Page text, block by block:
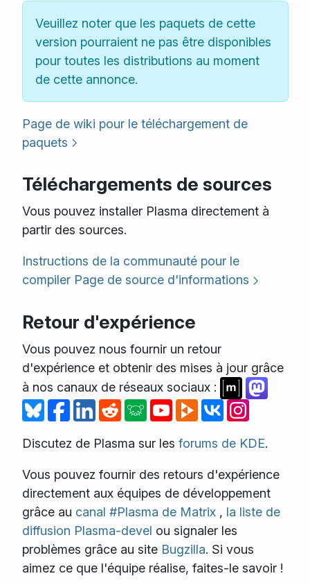
Veuillez noter que les paquets de cette
version pourraient ne pas être disponibles
pour toutes les distributions au moment
de cette annonce.
Page de wiki pour le téléchargement de
paquets
Téléchargements de sources
Vous pouvez installer Plasma directement à
partir des sources.
Instructions de la communauté pour le
compiler Page de source d'informations
Retour d'expérience
Vous pouvez nous fournir un retour
d'expérience et obtenir des mises à jour grâce
à nos canaux de réseaux sociaux :
Discutez de Plasma sur les forums de KDE.
Vous pouvez fournir des retours d'expérience
directement aux équipes de développement
grâce au canal #Plasma de Matrix , la liste de
diffusion Plasma-devel ou signaler les
problèmes grâce au site Bugzilla. Si vous
aimez ce que l'équipe réalise, faites-le savoir !